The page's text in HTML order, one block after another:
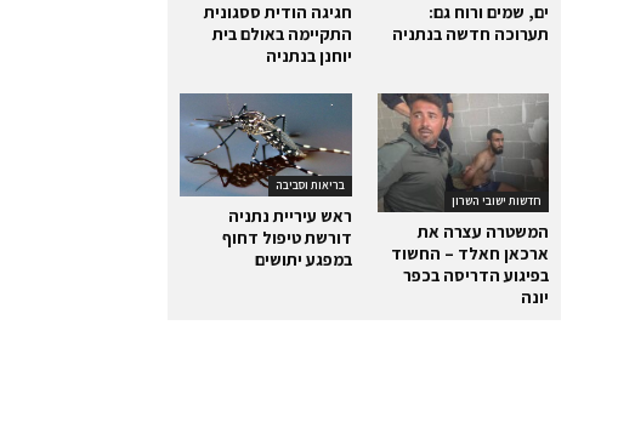
חגיגה הודית ססגונית
התקיימה באולם בית
יוחנן בנתניה
ים, שמים ורוח גם:
תערוכה חדשה בנתניה
בריאות וסביבה
ראש עיריית נתניה
דורשת טיפול דחוף
במפגע יתושים
חדשות ישובי השרון
המשטרה עצרה את
ארכאן חאלד – החשוד
בפיגוע הדריסה בכפר
יונה